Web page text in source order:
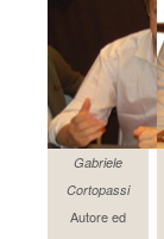
Gabriele
Cortopassi
Autore ed